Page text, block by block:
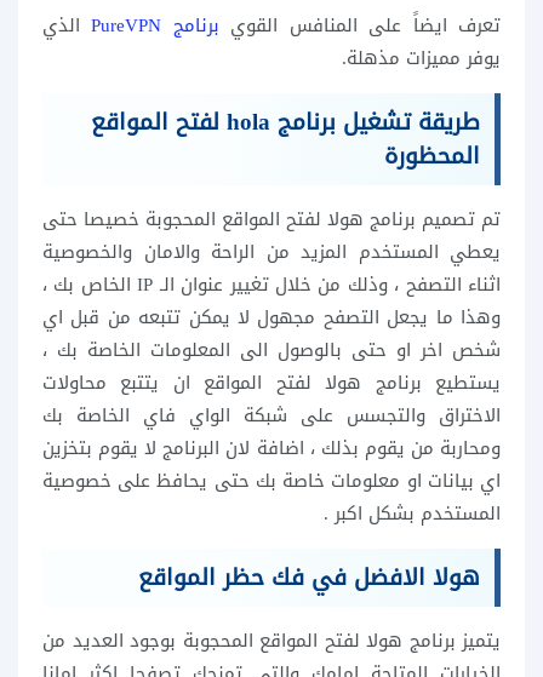
تعرف ايضاً على المنافس القوي برنامج PureVPN
الذي
يوفر مميزات مذهلة.
طريقة تشغيل برنامج hola لفتح المواقع
المحظورة
تم تصميم برنامج هولا لفتح المواقع المحجوبة خصيصا حتى
يعطي المستخدم المزيد من الراحة والامان والخصوصية
اثناء التصفح ، وذلك من خلال تغيير عنوان الـ IP الخاص بك ،
وهذا ما يجعل التصفح مجهول لا يمكن تتبعه من قبل اي
شخص اخر او حتى بالوصول الى المعلومات الخاصة بك ،
يستطيع برنامج هولا لفتح المواقع ان يتتبع محاولات
الاختراق والتجسس على شبكة الواي فاي الخاصة بك
ومحاربة من يقوم بذلك ، اضافة لان البرنامج لا يقوم بتخزين
اي بيانات او معلومات خاصة بك حتى يحافظ على خصوصية
المستخدم بشكل اكبر .
هولا الافضل في فك حظر المواقع
يتميز برنامج هولا لفتح المواقع المحجوبة بوجود العديد من